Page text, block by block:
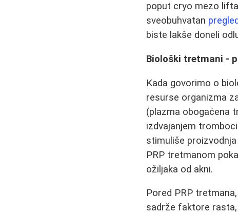
poput cryo mezo
sveobuhvatan
biste lakše doneli
Biološki tretmani -
Kada govorimo o
resurse organizma
(plazma obogaćena
izdvajanjem
stimuliše
PRP tretmanom
ožiljaka od akni.
Pored PRP
sadrže faktore